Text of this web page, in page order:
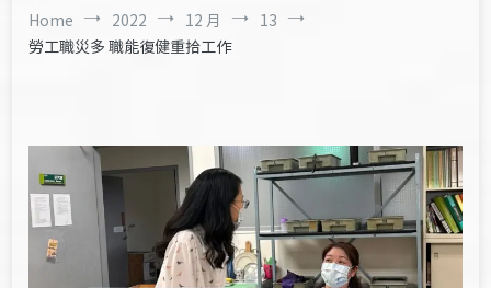
Home 2022 12 月
13
勞工職災多 職能復健重拾工作